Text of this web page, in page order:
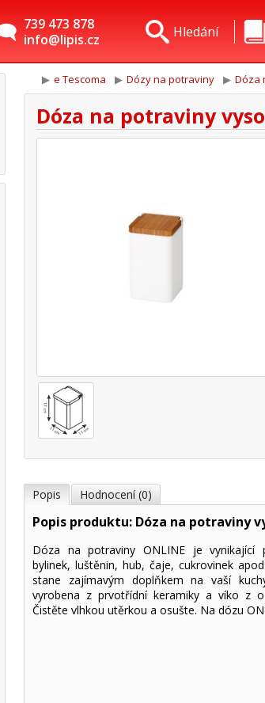
739 473 878
info@lipis.cz
Hledání
e Tescoma Dózy na potraviny Dóza
Dóza na potraviny
Popis Hodnocení (0)
Popis produktu: Dóza na potraviny
Dóza na potraviny ONLINE je vynikající
bylinek, luštěnin, hub, čaje, cukrovinek
stane zajímavým doplňkem na vaší
vyrobena z prvotřídní keramiky a víko z
Čistěte vlhkou utěrkou a osušte. Na dózu